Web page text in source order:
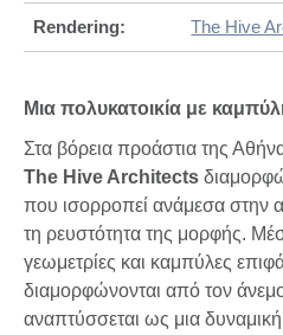
Rendering: The Hive
Μια πολυκατοικία με
Στα βόρεια προάστια της
The Hive Architects
που ισορροπεί ανάμεσα στην
τη ρευστότητα της μορφής.
γεωμετρίες και καμπύλες
διαμορφώνονται από τον
αναπτύσσεται ως μια